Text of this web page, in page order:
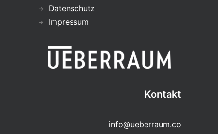
Datenschutz
Impressum
Kontakt
info@ueberraum.co